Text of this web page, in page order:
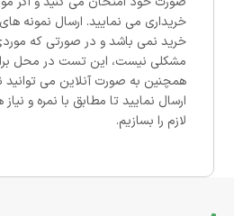
خریداری می نمایید. ارسال نمونه
خرید نمی باشد و در صورتی که
مشکلی نیست، این تست در محل
همچنین به صورت آنلاین می توانید
ارسال نمایید تا مطابق با نمره و
لازم را بسازیم.